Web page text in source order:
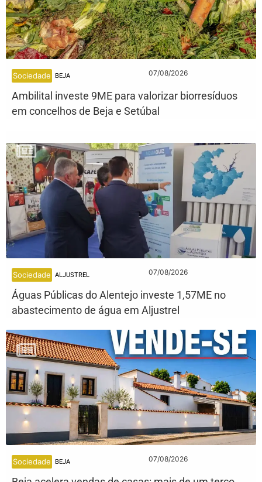
Sociedade BEJA 07/08/2026
Ambilital investe 9ME para valorizar biorresíduos
em concelhos de Beja e Setúbal
Sociedade ALJUSTREL 07/08/2026
Águas Públicas do Alentejo investe 1,57ME no
abastecimento de água em Aljustrel
Sociedade BEJA 07/08/2026